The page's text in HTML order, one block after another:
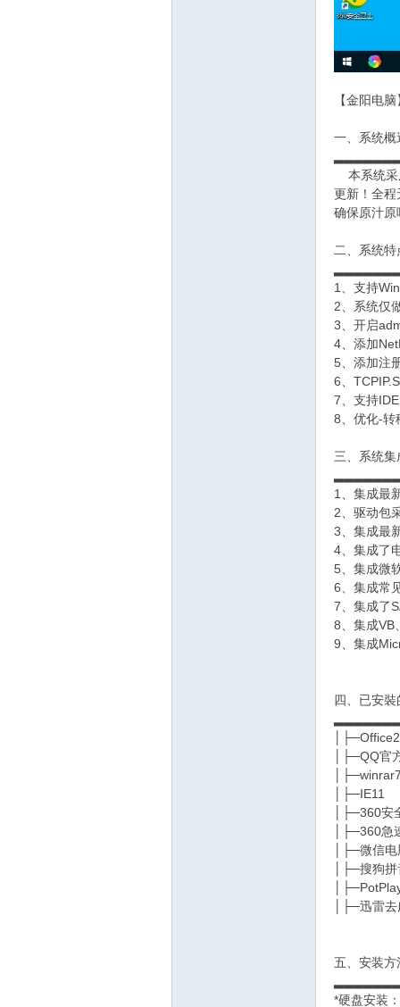
【金阳电
一、系统概
本系统采
更新！全程
确保原汁原
二、系统特
1、支持
2、系统仅
3、开启
4、添加
5、添加注
6、
7、支持
8、优化-转
三、系统集
1、集成最
2、驱动包
3、集成最
4、集成了
5、集成微
6、集成常
7、集成了
8、集成VB
9、集成
四、已安裝
│├─QQ官
│├─IE11
│├─360安
│├─360急
│├─微信
│├─搜狗
│├─迅雷
五、安装方
*硬盘安装